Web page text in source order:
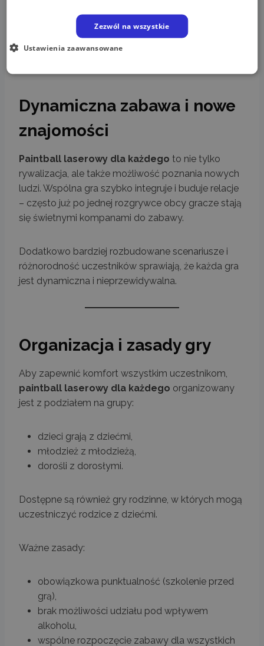
To świetna okazja, by podnieść swoje umiejętności i
poczuć jeszcze większe emocje.
Dynamiczna zabawa i nowe
znajomości
Paintball laserowy dla każdego to nie tylko
rywalizacja, ale także możliwość poznania nowych
ludzi. Wspólna gra szybko integruje i buduje relacje
– często już po jednej rozgrywce obcy gracze stają
się świetnymi kompanami do zabawy.
Dodatkowo bardziej rozbudowane scenariusze i
różnorodność uczestników sprawiają, że każda gra
jest dynamiczna i nieprzewidywalna.
Organizacja i zasady gry
Aby zapewnić komfort wszystkim uczestnikom,
paintball laserowy dla każdego organizowany
jest z podziałem na grupy:
dzieci grają z dziećmi,
młodzież z młodzieżą,
dorośli z dorosłymi.
Dostępne są również gry rodzinne, w których mogą
uczestniczyć rodzice z dziećmi.
Ważne zasady:
obowiązkowa punktualność (szkolenie przed
grą),
brak możliwości udziału pod wpływem
alkoholu,
wspólne rozpoczęcie zabawy dla wszystkich
Zezwól na wszystkie
Ustawienia zaawansowane